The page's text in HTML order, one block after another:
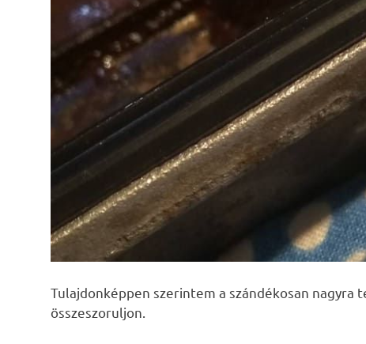
Tulajdonképpen szerintem a szándékosan
összeszoruljon.